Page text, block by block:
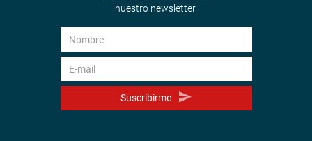
nuestro newsletter.
Suscribirme